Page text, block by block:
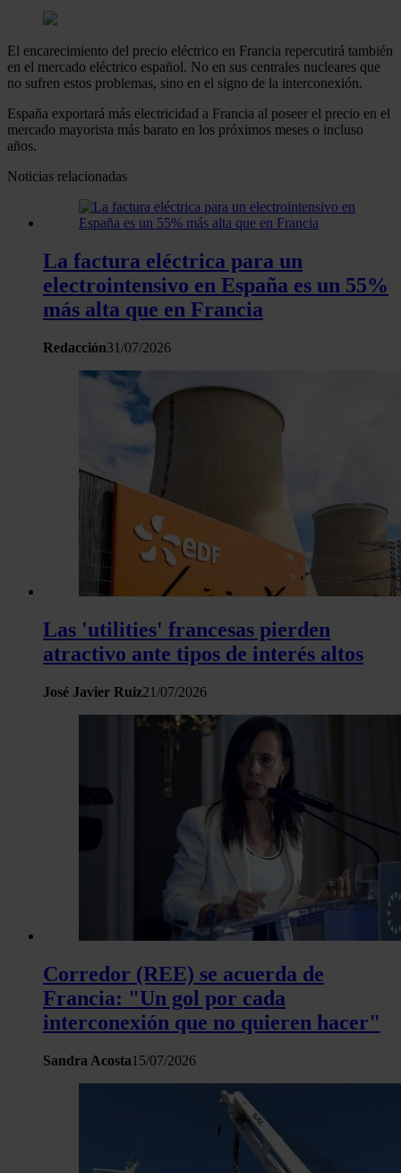
El encarecimiento del precio eléctrico en Francia repercutirá también
en el mercado eléctrico español. No en sus centrales nucleares que
no sufren estos problemas, sino en el signo de la interconexión.
España exportará más electricidad a Francia al poseer el precio en el
mercado mayorista más barato en los próximos meses o incluso
años.
Noticias relacionadas
La factura eléctrica para un
electrointensivo en España es un 55%
más alta que en Francia
Redacción31/07/2026
Las 'utilities' francesas pierden
atractivo ante tipos de interés altos
José Javier Ruiz21/07/2026
Corredor (REE) se acuerda de
Francia: "Un gol por cada
interconexión que no quieren hacer"
Sandra Acosta15/07/2026